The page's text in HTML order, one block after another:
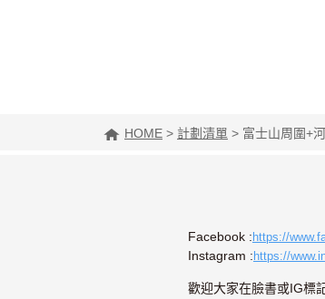
HOME > 計劃清單 > 富士山周圍+
Facebook : https://
Instagram : https://
歡迎大家在臉書或IG標